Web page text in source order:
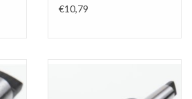
€10,79